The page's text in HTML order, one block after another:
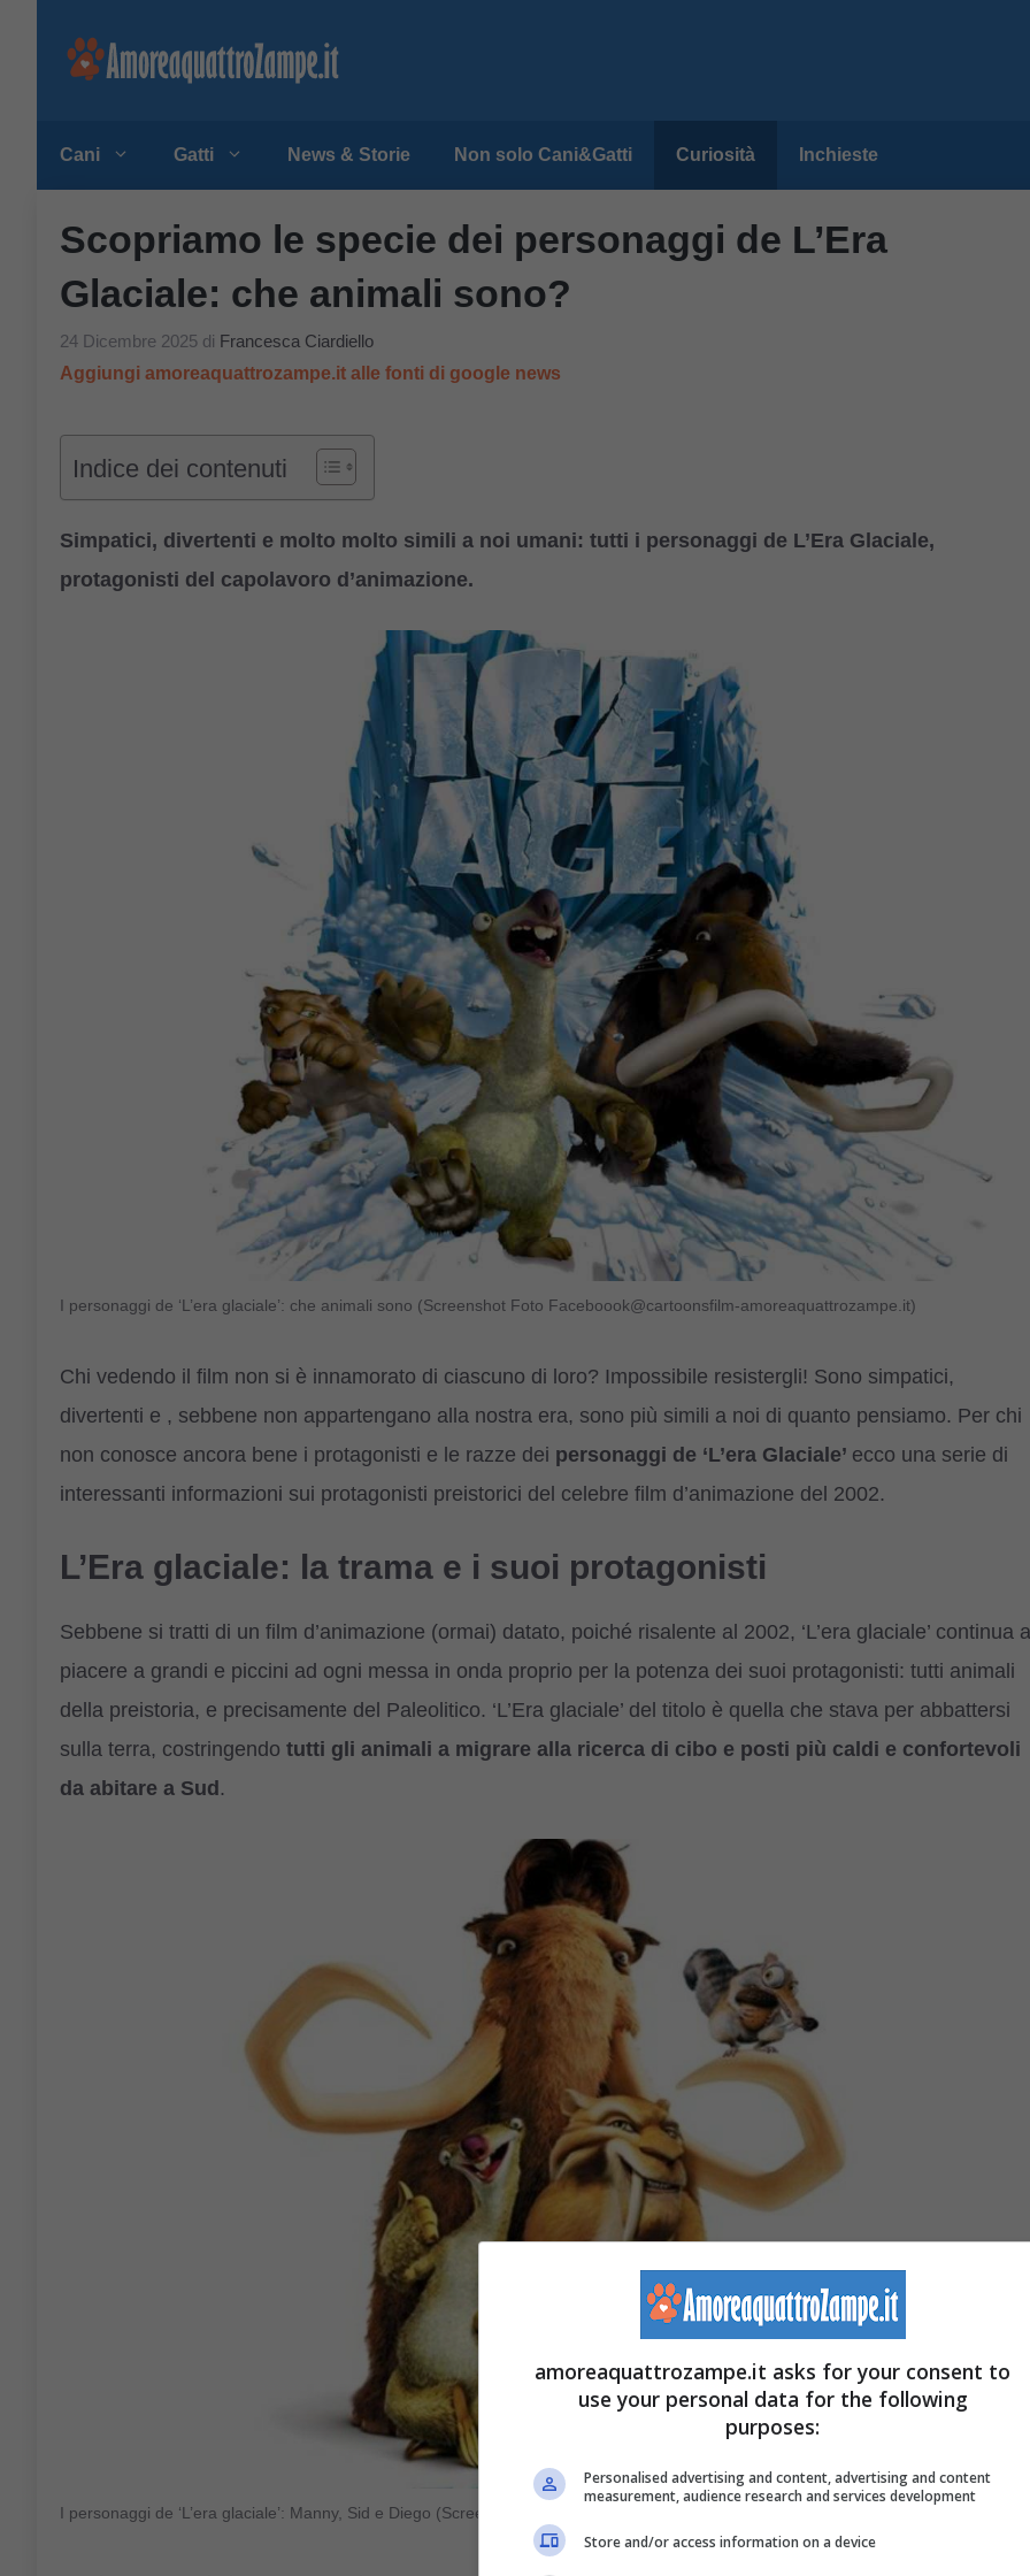
Cani Gatti News & Storie Non solo Cani&Gatti Curiosità Inchieste
Scopriamo le specie dei personaggi de L’Era
Glaciale: che animali sono?
24 Dicembre 2025 di Francesca Ciardiello
Aggiungi amoreaquattrozampe.it alle fonti di google news
Indice dei contenuti
Simpatici, divertenti e molto molto simili a noi umani: tutti i personaggi de L’Era Glaciale,
protagonisti del capolavoro d’animazione.
I personaggi de ‘L’era glaciale’: che animali sono (Screenshot Foto Faceboook@cartoonsfilm-amoreaquattrozampe.it)
Chi vedendo il film non si è innamorato di ciascuno di loro? Impossibile resistergli! Sono simpatici,
divertenti e , sebbene non appartengano alla nostra era, sono più simili a noi di quanto pensiamo. Per chi
non conosce ancora bene i protagonisti e le razze dei personaggi de ‘L’era Glaciale’ ecco una serie di
interessanti informazioni sui protagonisti preistorici del celebre film d’animazione del 2002.
L’Era glaciale: la trama e i suoi protagonisti
Sebbene si tratti di un film d’animazione (ormai) datato, poiché risalente al 2002, ‘L’era glaciale’ continua a
piacere a grandi e piccini ad ogni messa in onda proprio per la potenza dei suoi protagonisti: tutti animali
della preistoria, e precisamente del Paleolitico. ‘L’Era glaciale’ del titolo è quella che stava per abbattersi
sulla terra, costringendo tutti gli animali a migrare alla ricerca di cibo e posti più caldi e confortevoli
da abitare a Sud.
I personaggi de ‘L’era glaciale’: Manny, Sid e Diego (Screenshot Foto Faceboook@cartoonsfilm-amoreaquattrozampe.it)
amoreaquattrozampe.it asks for your consent to
use your personal data for the following
purposes:
Personalised advertising and content, advertising and content
measurement, audience research and services development
Store and/or access information on a device